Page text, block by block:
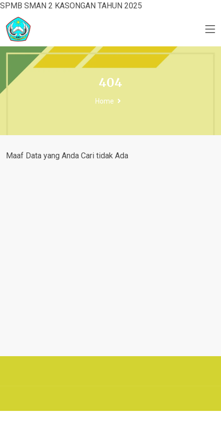
SPMB SMAN 2 KASONGAN TAHUN 2025
404
Home
Maaf Data yang Anda Cari tidak Ada